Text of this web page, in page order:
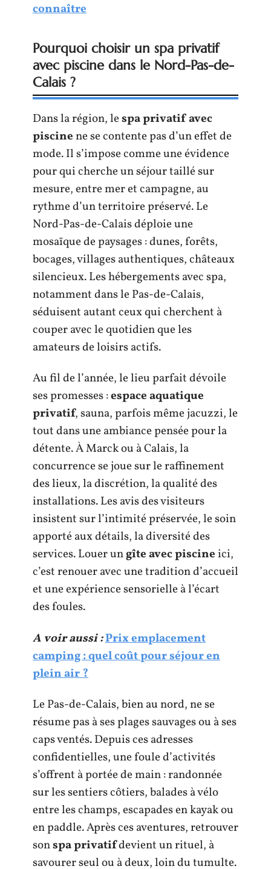
connaître
Pourquoi choisir un spa privatif
avec piscine dans le Nord-Pas-de-
Calais ?
Dans la région, lespa privatif avec
piscinene se contente pas d’un effet de
mode. Il s’impose comme une évidence
pour qui cherche un séjour taillé sur
mesure, entre mer et campagne, au
rythme d’un territoire préservé. Le
Nord-Pas-de-Calais déploie une
mosaïque de paysages : dunes, forêts,
bocages, villages authentiques, châteaux
silencieux. Les hébergements avec spa,
notamment dans le Pas-de-Calais,
séduisent autant ceux qui cherchent à
couper avec le quotidien que les
amateurs de loisirs actifs.
Au fil de l’année, le lieu parfait dévoile
ses promesses :espace aquatique
privatif, sauna, parfois même jacuzzi, le
tout dans une ambiance pensée pour la
détente. À Marck ou à Calais, la
concurrence se joue sur le raffinement
des lieux, la discrétion, la qualité des
installations. Les avis des visiteurs
insistent sur l’intimité préservée, le soin
apporté aux détails, la diversité des
services. Louer ungîte avec piscineici,
c’est renouer avec une tradition d’accueil
et une expérience sensorielle à l’écart
des foules.
A voir aussi :Prix emplacement
camping : quel coût pour séjour en
plein air ?
Le Pas-de-Calais, bien au nord, ne se
résume pas à ses plages sauvages ou à ses
caps ventés. Depuis ces adresses
confidentielles, une foule d’activités
s’offrent à portée de main : randonnée
sur les sentiers côtiers, balades à vélo
entre les champs, escapades en kayak ou
en paddle. Après ces aventures, retrouver
sonspa privatifdevient un rituel, à
savourer seul ou à deux, loin du tumulte.